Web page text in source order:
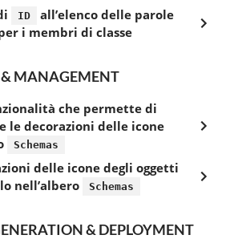
ID
all’elenco delle parole
i membri di classe
MANAGEMENT
che permette di
le decorazioni delle icone
Schemas
delle icone degli oggetti
nell’albero
Schemas
& DEPLOYMENT